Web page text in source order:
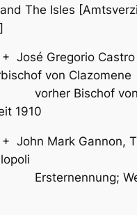
The Isles
+ José Gregorio
von
vorher Bischof von
1910
+ John Mark Gannon,
Nilopoli